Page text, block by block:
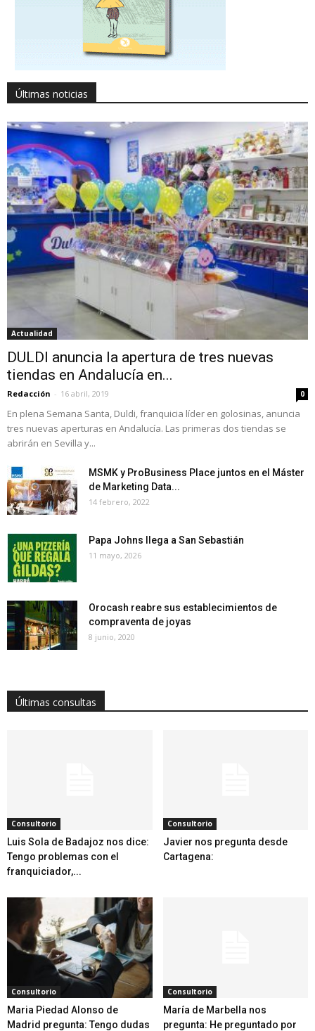
Últimas noticias
Actualidad
DULDI anuncia la apertura de tres nuevas
tiendas en Andalucía en...
Redacción - 16 abril, 2019 0
En plena Semana Santa, Duldi, franquicia líder en golosinas, anuncia
tres nuevas aperturas en Andalucía. Las primeras dos tiendas se
abrirán en Sevilla y...
MSMK y ProBusiness Place juntos en el Máster
de Marketing Data...
14 febrero, 2022
Papa Johns llega a San Sebastián
11 mayo, 2026
Orocash reabre sus establecimientos de
compraventa de joyas
8 junio, 2020
Últimas consultas
Consultorio
Luis Sola de Badajoz nos dice:
Tengo problemas con el
franquiciador,...
Consultorio
Javier nos pregunta desde
Cartagena:
Consultorio
Maria Piedad Alonso de
Madrid pregunta: Tengo dudas
Consultorio
María de Marbella nos
pregunta: He preguntado por